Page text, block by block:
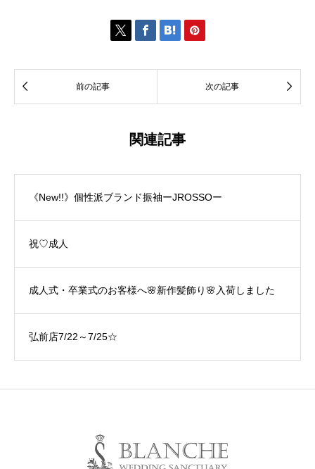
   
 前の記事 次の記事 
関連記事
《New!!》個性派ブランド振袖ーJROSSOー
祝♡成人
成人式・卒業式のお客様へ🌸新作髪飾り🌸入荷しました
弘前店7/22～7/25☆